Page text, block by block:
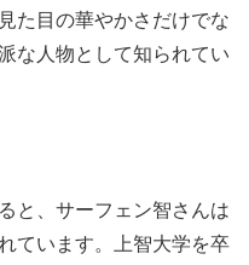
た目の華やかさだけでな
な人物として知られてい
と、サーフェン智さんは
ています。上智大学を卒